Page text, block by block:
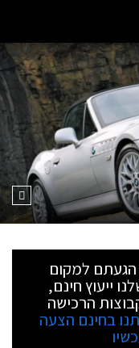
הגעתם למקום
ייעוץ חינם,
הרכישה
בחינם הצעה